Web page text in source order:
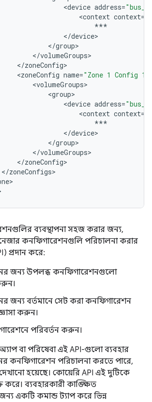
<device address=
<context context=
***
</device
</group
</volumeGroups
</zoneConfig
<zoneConfig name="Zone 1 Config 1"
<volumeGroups
<group
<device address=
<context context=
***
</device
</group
</volumeGroups
</zoneConfig
</zoneConfigs
ব্যবস্থাপনা সহজ করার জন্য,
কনফিগারেশনগুলি পরিচালনা করার
প্রদান করে:
জন্য উপলব্ধ কনফিগারেশনগুলো
জন্য বর্তমানে সেট করা কনফিগারেশন
করুন।
পরিবর্তন করুন।
বা পরিষেবা এই API-গুলো ব্যবহার
কনফিগারেশন পরিচালনা করতে পারে,
হয়েছে। কোয়েরি API এই দুটিকে
করে। ব্যবহারকারী কাঙ্ক্ষিত
একটি কমান্ড ট্যাপ করে ভিন্ন